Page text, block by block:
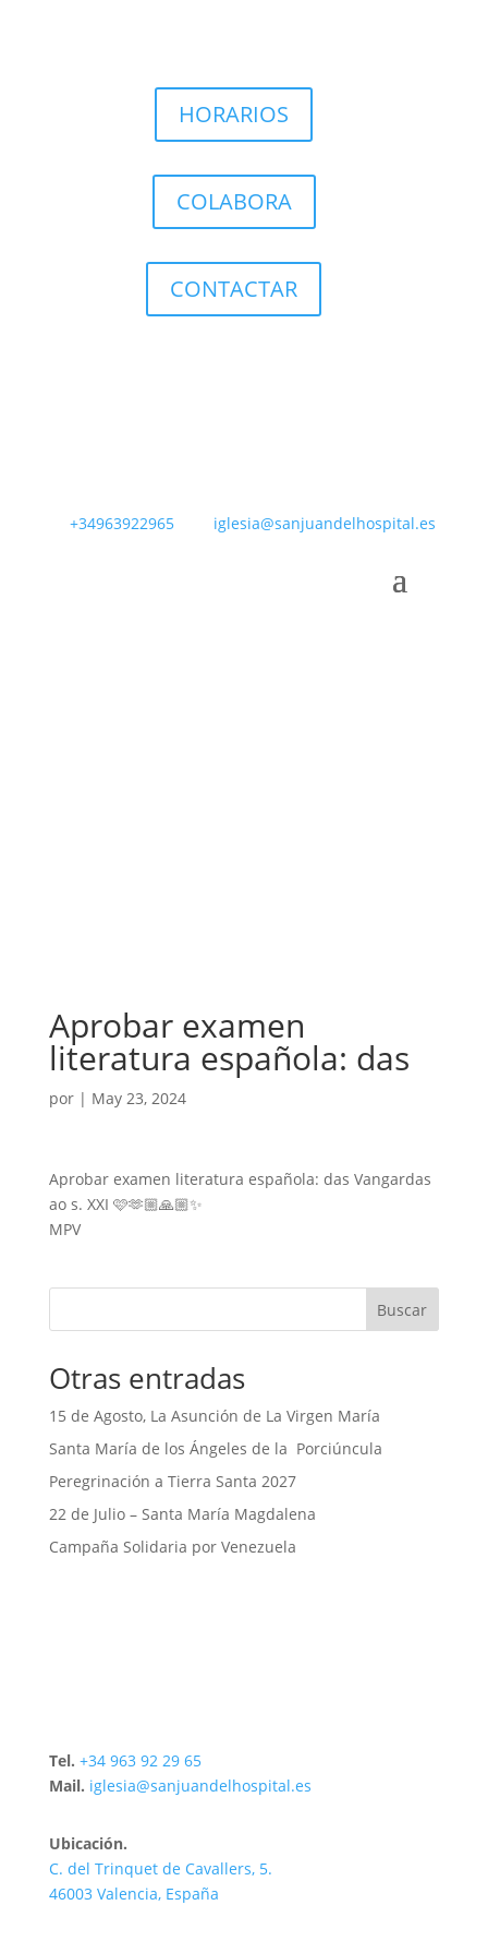
HORARIOS
COLABORA
CONTACTAR
+34963922965 iglesia@sanjuandelhospital.es
Aprobar examen
literatura española: das
por | May 23, 2024
Aprobar examen literatura española: das Vangardas
ao s. XXI 🩷🫶🏼🙏🏼✨
MPV
Buscar
Otras entradas
15 de Agosto, La Asunción de La Virgen María
Santa María de los Ángeles de la Porciúncula
Peregrinación a Tierra Santa 2027
22 de Julio – Santa María Magdalena
Campaña Solidaria por Venezuela
Tel. +34 963 92 29 65
Mail. iglesia@sanjuandelhospital.es
Ubicación.
C. del Trinquet de Cavallers, 5.
46003 Valencia, España